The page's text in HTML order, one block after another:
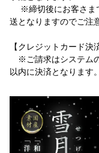
※締切後にお客さま
送となりますのでご注
【クレジットカード決
※ご請求はシステム
以内に決済となります。